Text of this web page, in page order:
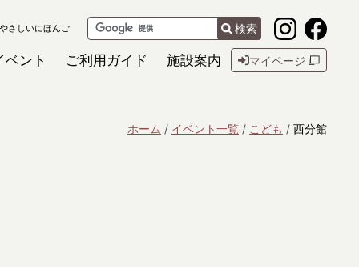
さしいにほんご 検索
ベント ご利用ガイド 施設案内 マイページ
ホーム イベント一覧 こども 西分館